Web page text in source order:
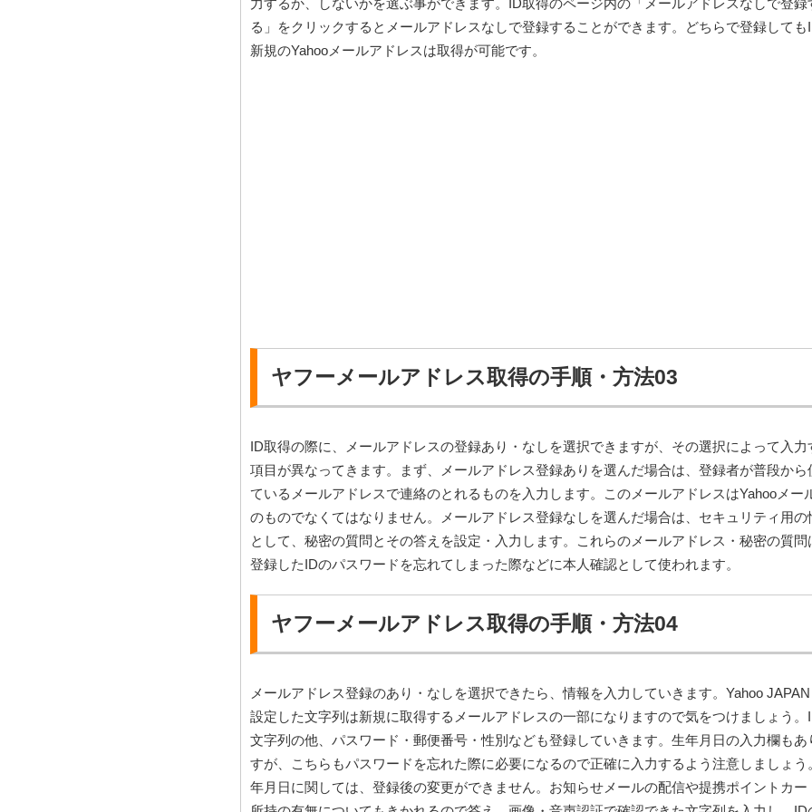
力するか、しないかを選ぶ事ができます。ID取得のページ内の「メールアドレスなしで登録
る」をクリックするとメールアドレスなしで登録することができます。どちらで登録しても
新規のYahooメールアドレスは取得が可能です。
ヤフーメールアドレス取得の手順・方法03
ID取得の際に、メールアドレスの登録あり・なしを選択できますが、その選択によって入力
項目が異なってきます。まず、メールアドレス登録ありを選んだ場合は、登録者が普段から
ているメールアドレスで連絡のとれるものを入力します。このメールアドレスはYahooメー
のものでなくてはなりません。メールアドレス登録なしを選んだ場合は、セキュリティ用の
として、秘密の質問とその答えを設定・入力します。これらのメールアドレス・秘密の質問
登録したIDのパスワードを忘れてしまった際などに本人確認として使われます。
ヤフーメールアドレス取得の手順・方法04
メールアドレス登録のあり・なしを選択できたら、情報を入力していきます。Yahoo
設定した文字列は新規に取得するメールアドレスの一部になりますので気をつけましょう。
文字列の他、パスワード・郵便番号・性別なども登録していきます。生年月日の入力欄もあ
すが、こちらもパスワードを忘れた際に必要になるので正確に入力するよう注意しましょう
年月日に関しては、登録後の変更ができません。お知らせメールの配信や提携ポイントカー